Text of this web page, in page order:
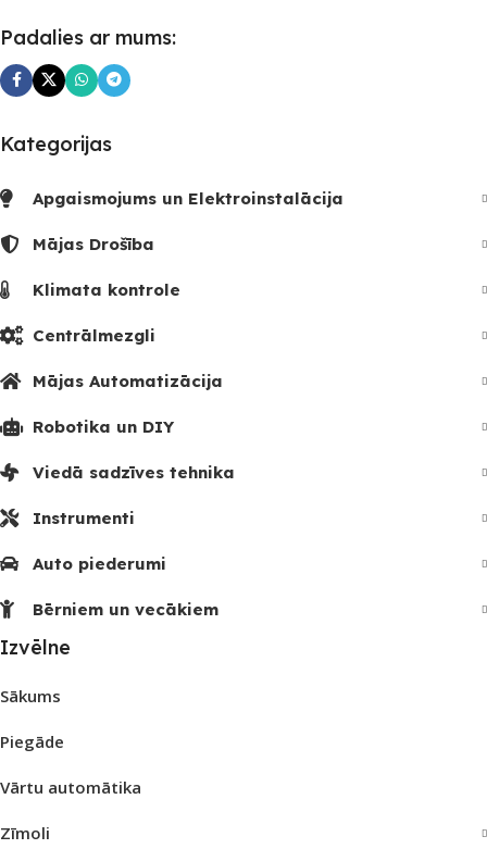
Padalies ar mums:
Kategorijas
Apgaismojums un Elektroinstalācija
Mājas Drošība
Klimata kontrole
Centrālmezgli
Mājas Automatizācija
Robotika un DIY
Viedā sadzīves tehnika
Instrumenti
Auto piederumi
Bērniem un vecākiem
Izvēlne
Sākums
Piegāde
Vārtu automātika
Zīmoli